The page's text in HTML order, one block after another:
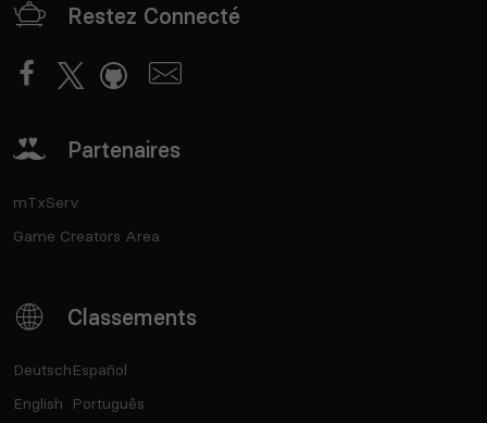
Restez Connecté
Partenaires
mTxServ
Game Creators Area
Classements
Deutsch
English
Español
Português